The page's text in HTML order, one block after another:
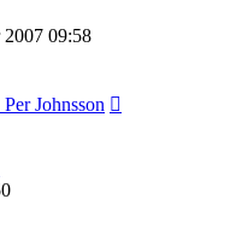
2007 09:58
Johnsson